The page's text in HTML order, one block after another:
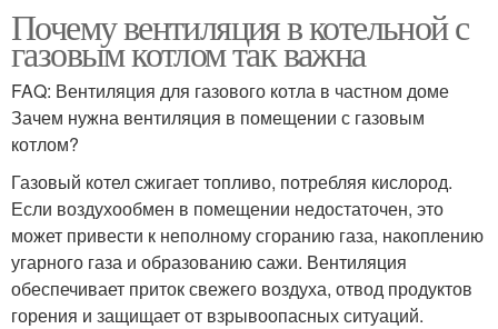
Почему вентиляция в котельной с
газовым котлом так важна
FAQ: Вентиляция для газового котла в частном доме
Зачем нужна вентиляция в помещении с газовым
котлом?
Газовый котел сжигает топливо, потребляя кислород.
Если воздухообмен в помещении недостаточен, это
может привести к неполному сгоранию газа, накоплению
угарного газа и образованию сажи. Вентиляция
обеспечивает приток свежего воздуха, отвод продуктов
горения и защищает от взрывоопасных ситуаций.